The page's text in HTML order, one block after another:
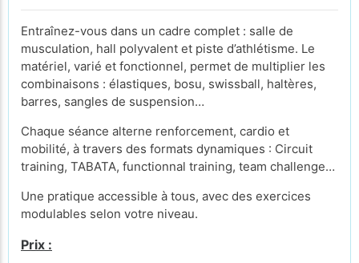
Entraînez-vous dans un cadre complet : salle de
musculation, hall polyvalent et piste d’athlétisme. Le
matériel, varié et fonctionnel, permet de multiplier les
combinaisons : élastiques, bosu, swissball, haltères,
barres, sangles de suspension…
Chaque séance alterne renforcement, cardio et
mobilité, à travers des formats dynamiques : Circuit
training, TABATA, functionnal training, team challenge…
Une pratique accessible à tous, avec des exercices
modulables selon votre niveau.
Prix :